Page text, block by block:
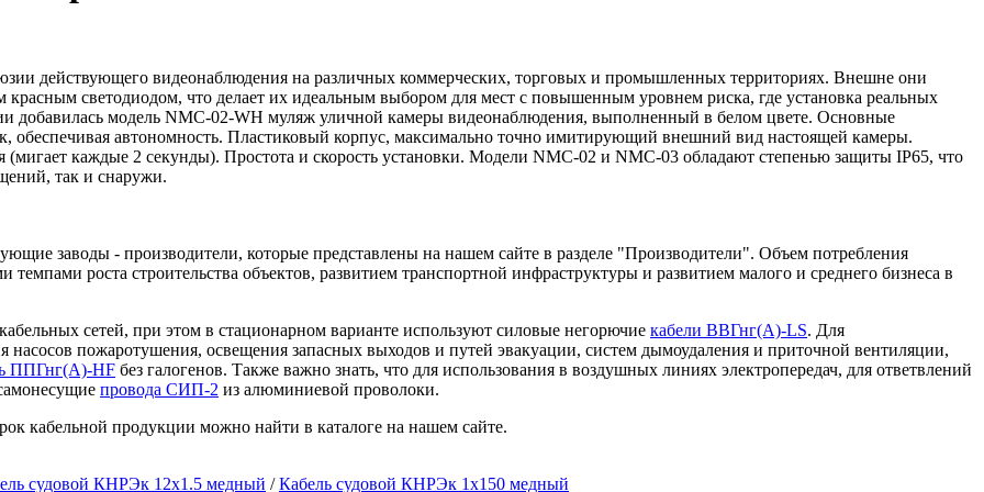
действующего видеонаблюдения на различных коммерческих, торговых и промышленных территориях. Внешне они
светодиодом, что делает их идеальным выбором для мест с повышенным уровнем риска, где установка реальных
добавилась модель NMC-02-WH муляж уличной камеры видеонаблюдения, выполненный в белом цвете. Основные
обеспечивая автономность. Пластиковый корпус, максимально точно имитирующий внешний вид настоящей камеры.
каждые 2 секунды). Простота и скорость установки. Модели NMC-02 и NMC-03 обладают степенью защиты IP65, что
так и снаружи.
заводы - производители, которые представлены на нашем сайте в разделе "Производители". Объем потребления
роста строительства объектов, развитием транспортной инфраструктуры и развитием малого и среднего бизнеса в
сетей, при этом в стационарном варианте используют силовые негорючие кабели ВВГнг(А)-LS. Для
насосов пожаротушения, освещения запасных выходов и путей эвакуации, систем дымоудаления и приточной вентиляции,
ППГнг(А)-HF без галогенов. Также важно знать, что для использования в воздушных линиях электропередач, для ответвлений
провода СИП-2 из алюминиевой проволоки.
кабельной продукции можно найти в каталоге на нашем сайте.
судовой КНРЭк 12x1.5 медный /Кабель судовой КНРЭк 1x150 медный